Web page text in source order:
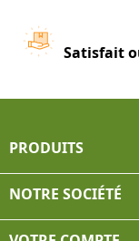
Satisfait
PRODUITS
NOTRE SOCIÉTÉ